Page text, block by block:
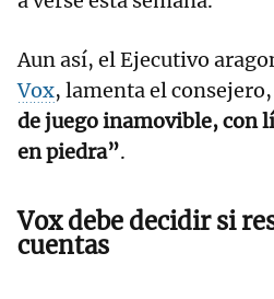
Aun así, el Ejecutivo
Vox, lamenta el consejero,
de juego inamovible, con
en piedra”.
Vox debe decidir si
cuentas